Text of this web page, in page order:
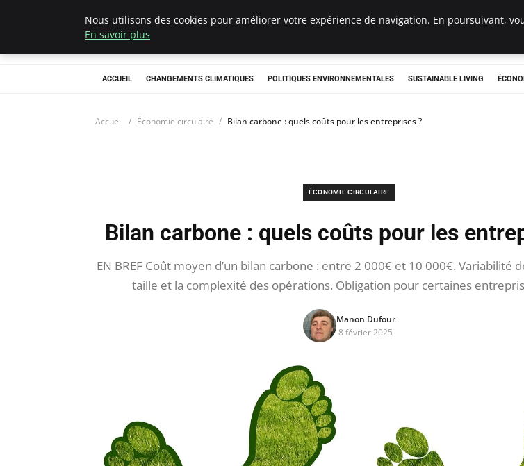
Climategatecountryclub.com
ACCUEIL CHANGEMENTS CLIMATIQUES POLITIQUES ENVIRONNEMENTALES SUSTAINABLE LIVING
Accueil Économie circulaire Bilan carbone : quels coûts pour les entreprises ?
ÉCONOMIE CIRCULAIRE
Bilan carbone : quels coûts pour les
EN BREF Coût moyen d’un bilan carbone : entre 2 000€ et 10 000€. Variabilité
taille et la complexité des opérations. Obligation pour certaines
Manon Dufour
8 février 2025
Nous utilisons des cookies pour améliorer votre expérience de navigation. En poursuivant,
En savoir plus